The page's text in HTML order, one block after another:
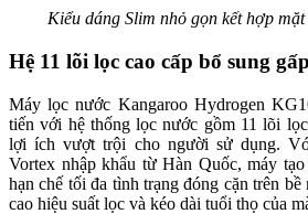
Kiểu dáng Slim nhỏ gọn kết hợp
Hệ 11 lõi lọc cao cấp bổ sung
Máy lọc nước Kangaroo Hydrogen
tiến với hệ thống lọc nước gồm 11 lõi
lợi ích vượt trội cho người sử dụng.
Vortex nhập khẩu từ Hàn Quốc, máy
hạn chế tối đa tình trạng đóng cặn trên
cao hiệu suất lọc và kéo dài tuổi thọ của